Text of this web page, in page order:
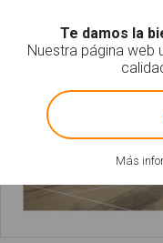
acerca de
Leer más
Colegios
Te damos la
Nuestra página web
Más
!